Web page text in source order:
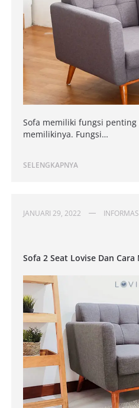
Sofa memiliki fungsi
memilikinya. Fungsi…
SELENGKAPNYA
JANUARI 29, 2022
Sofa 2 Seat Lovise Dan